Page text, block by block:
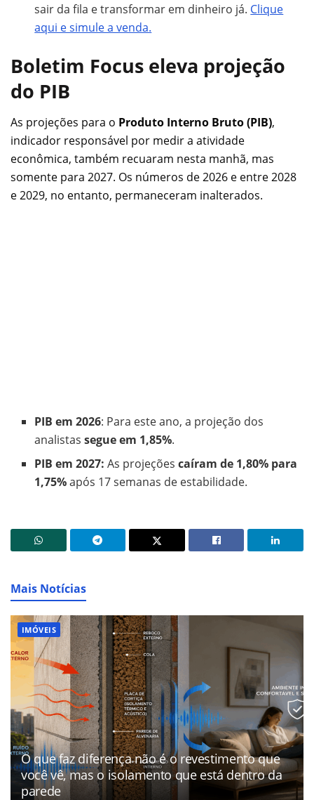
sair da fila e transformar em dinheiro já. Clique
aqui e simule a venda.
Boletim Focus eleva projeção
do PIB
As projeções para o Produto Interno Bruto (PIB),
indicador responsável por medir a atividade
econômica, também recuaram nesta manhã, mas
somente para 2027. Os números de 2026 e entre 2028
e 2029, no entanto, permaneceram inalterados.
PIB em 2026: Para este ano, a projeção dos
analistas segue em 1,85%.
PIB em 2027: As projeçõescaíram de 1,80% para
1,75%após 17 semanas de estabilidade.
Mais Notícias
IMÓVEIS
O que faz diferença não é o revestimento que
você vê, mas o isolamento que está dentro da
parede